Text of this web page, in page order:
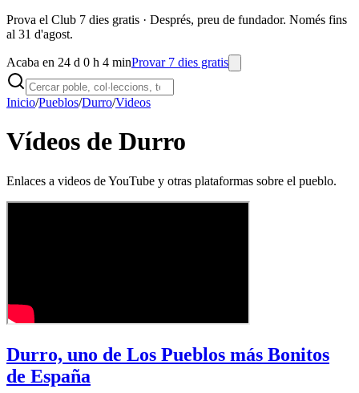
Prova el Club 7 dies gratis · Després, preu de fundador. Només fins
al 31 d'agost.
Acaba en 24 d 0 h 4 minProvar 7 dies gratis
Inicio/Pueblos/Durro/Videos
Vídeos de Durro
Enlaces a videos de YouTube y otras plataformas sobre el pueblo.
Durro, uno de Los Pueblos más Bonitos
de España